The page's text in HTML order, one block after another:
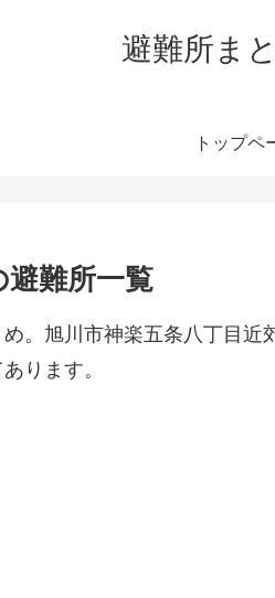
避難所ま
トップペ
避難所一覧
。旭川市神楽五条八丁目近
ります。